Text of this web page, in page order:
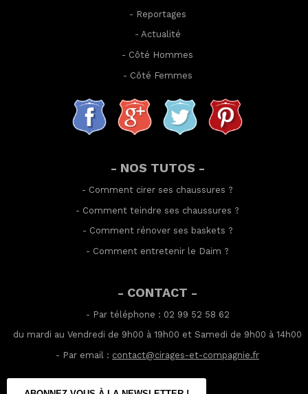
- Reportages
- Actualité
- Côté Hommes
- Côté Femmes
- NOS TUTOS -
- Comment cirer ses chaussures ?
- Comment teindre ses chaussures ?
- Comment rénover ses baskets ?
- Comment entretenir le Daim ?
- CONTACT -
- Par téléphone : 02 99 52 58 62
du mardi au Vendredi de 9h00 à 19h00 et Samedi de 9h00 à 14h00
- Par email : contact@cirages-et-compagnie.fr